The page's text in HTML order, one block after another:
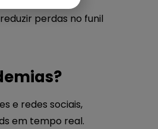
perdas no funil
e redes sociais,
em tempo real.